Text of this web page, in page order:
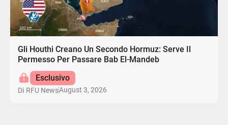
Gli Houthi Creano Un Secondo Hormuz: Serve Il
Permesso Per Passare Bab El-Mandeb
Esclusivo
Di RFU NewsAugust 3, 2026